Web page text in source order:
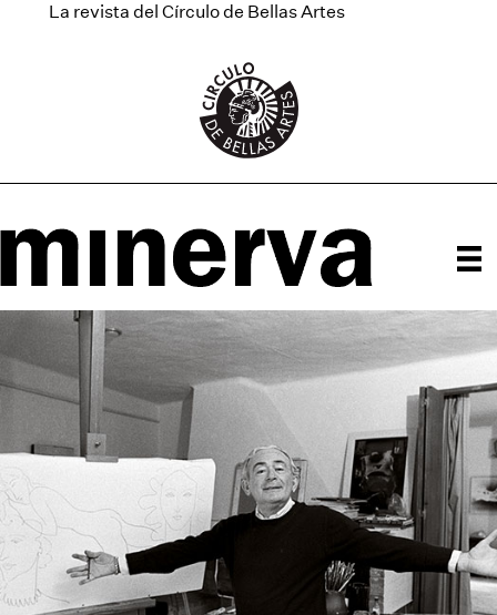
La revista del Círculo de Bellas Artes